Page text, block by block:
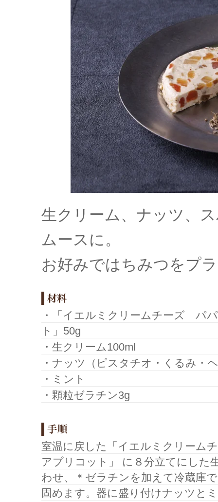
生クリーム、ナッツ、
ムースに。
お好みではちみつをプ
・「イエルミクリームチーズ パ
ト」50g
・生クリーム100ml
・ナッツ（ピスタチオ・くるみ・
・ミント
・顆粒ゼラチン3g
室温に戻した「イエルミクリーム
アプリコット」 に８分立てにした
わせ、＊ゼラチンを加えて冷蔵庫
固めます。器に盛り付けナッツと